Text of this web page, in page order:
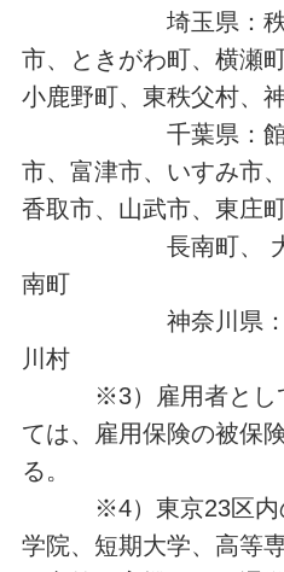
埼玉県：秩父市
市、ときがわ町、横瀬
小鹿野町、東秩父村、
千葉県：館山市
市、富津市、いすみ市
香取市、山武市、東庄
長南町、 大多
南町
神奈川県：山北
川村
※3）雇用者として
ては、雇用保険の被保
る。
※4）東京23区内の
学院、短期大学、高等